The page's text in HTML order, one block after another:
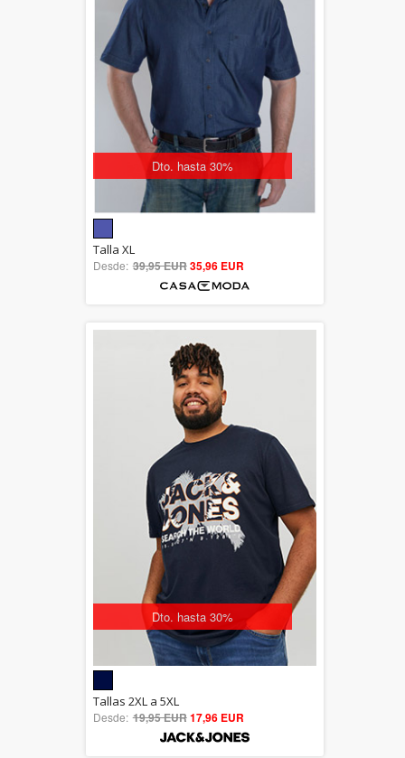
Dto. hasta 30%
out of 5
Talla XL
Desde: 39,95 EUR35,96 EUR
Dto. hasta 30%
5.00
out of 5
Tallas 2XL a 5XL
Desde: 19,95 EUR17,96 EUR